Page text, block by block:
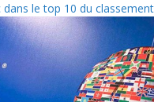
le top 10 du